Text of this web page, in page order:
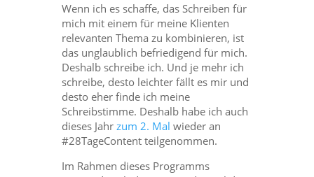
Wenn ich es schaffe, das Schreiben für
mich mit einem für meine Klienten
relevanten Thema zu kombinieren, ist
das unglaublich befriedigend für mich.
Deshalb schreibe ich. Und je mehr ich
schreibe, desto leichter fällt es mir und
desto eher finde ich meine
Schreibstimme. Deshalb habe ich auch
dieses Jahrzum 2. Mal wieder an
#28TageContent teilgenommen.
Im Rahmen dieses Programms